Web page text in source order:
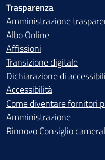
Trasparenza
Amministrazione
Albo Online
Affissioni
Transizione digitale
Dichiarazione di
Accessibilità
Come diventare fornitori
Amministrazione
Rinnovo Consiglio